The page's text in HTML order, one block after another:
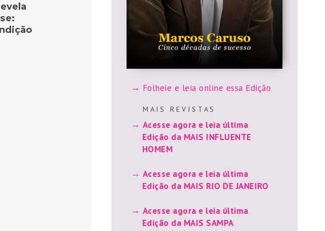
Folheie e leia online essa Edição
M A I S R E V I S T A S
Acesse agora e leia última
Edição da MAIS INFLUENTE
HOMEM
Acesse agora e leia última
Edição da MAIS RIO DE JANEIRO
Acesse agora e leia última
Edição da MAIS SAMPA